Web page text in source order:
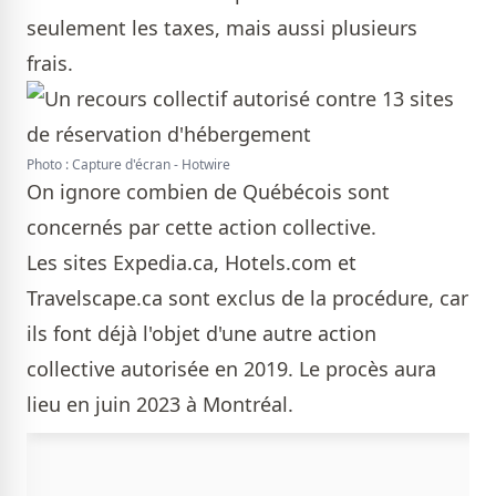
seulement les taxes, mais aussi plusieurs
frais.
Photo : Capture d'écran - Hotwire
On ignore combien de Québécois sont
concernés par cette action collective.
Les sites Expedia.ca, Hotels.com et
Travelscape.ca sont exclus de la procédure, car
ils font déjà l'objet d'une autre action
collective autorisée en 2019. Le procès aura
lieu en juin 2023 à Montréal.